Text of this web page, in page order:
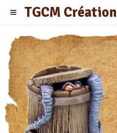
TGCM Création